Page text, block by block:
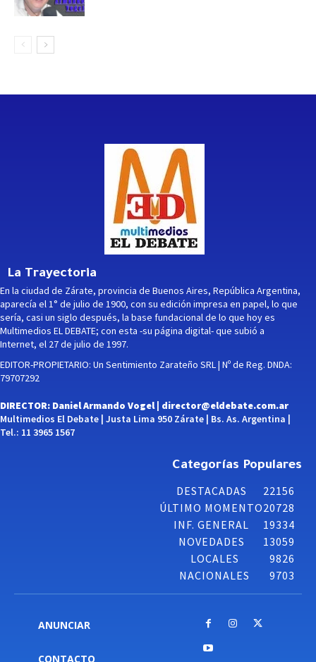
La Trayectoria
En la ciudad de Zárate, provincia de Buenos Aires, República Argentina,
aparecía el 1° de julio de 1900, con su edición impresa en papel, lo que
sería, casi un siglo después, la base fundacional de lo que hoy es
Multimedios EL DEBATE; con esta -su página digital- que subió a
Internet, el 27 de julio de 1997.
EDITOR-PROPIETARIO: Un Sentimiento Zarateño SRL | Nº de Reg. DNDA:
79707292
DIRECTOR: Daniel Armando Vogel | director@eldebate.com.ar
Multimedios El Debate | Justa Lima 950 Zárate | Bs. As. Argentina |
Tel.: 11 3965 1567
Categorías Populares
DESTACADAS
22156
ÚLTIMO MOMENTO20728
INF. GENERAL
19334
NOVEDADES
13059
LOCALES
9826
NACIONALES
9703
ANUNCIAR
CONTACTO